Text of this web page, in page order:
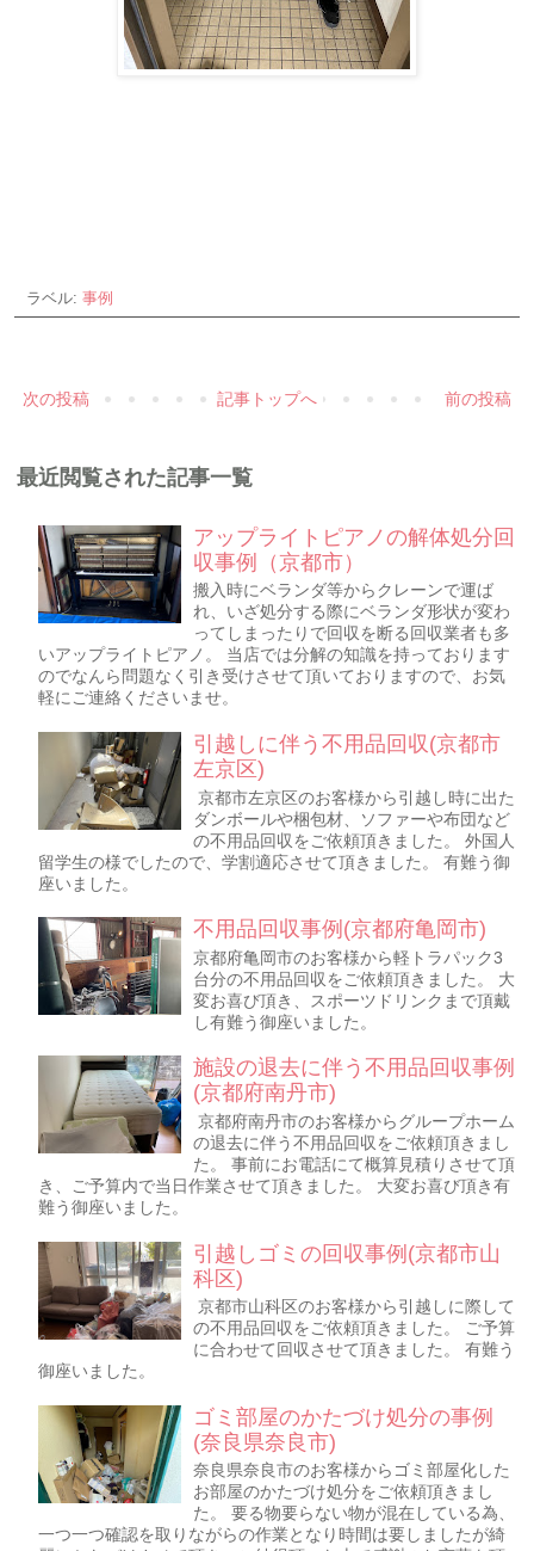
ラベル: 事例
次の投稿 前の投稿
記事トップへ
最近閲覧された記事一覧
アップライトピアノの解体処分回
収事例（京都市）
搬入時にベランダ等からクレーンで運ば
れ、いざ処分する際にベランダ形状が変わ
ってしまったりで回収を断る回収業者も多
いアップライトピアノ。 当店では分解の知識を持っております
のでなんら問題なく引き受けさせて頂いておりますので、お気
軽にご連絡くださいませ。
引越しに伴う不用品回収(京都市
左京区)
京都市左京区のお客様から引越し時に出た
ダンボールや梱包材、ソファーや布団など
の不用品回収をご依頼頂きました。 外国人
留学生の様でしたので、学割適応させて頂きました。 有難う御
座いました。
不用品回収事例(京都府亀岡市)
京都府亀岡市のお客様から軽トラパック3
台分の不用品回収をご依頼頂きました。 大
変お喜び頂き、スポーツドリンクまで頂戴
し有難う御座いました。
施設の退去に伴う不用品回収事例
(京都府南丹市)
京都府南丹市のお客様からグループホーム
の退去に伴う不用品回収をご依頼頂きまし
た。 事前にお電話にて概算見積りさせて頂
き、ご予算内で当日作業させて頂きました。 大変お喜び頂き有
難う御座いました。
引越しゴミの回収事例(京都市山
科区)
京都市山科区のお客様から引越しに際して
の不用品回収をご依頼頂きました。 ご予算
に合わせて回収させて頂きました。 有難う
御座いました。
ゴミ部屋のかたづけ処分の事例
(奈良県奈良市)
奈良県奈良市のお客様からゴミ部屋化した
お部屋のかたづけ処分をご依頼頂きまし
た。 要る物要らない物が混在している為、
一つ一つ確認を取りながらの作業となり時間は要しましたが綺